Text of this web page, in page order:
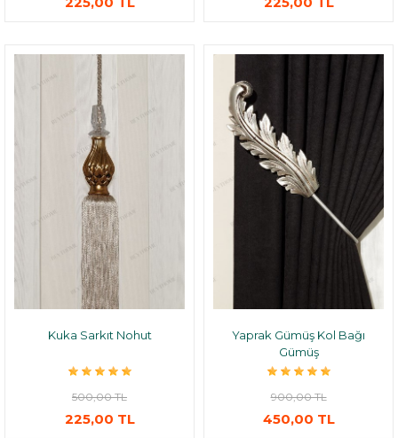
Kuka Sarkıt Nohut
500,00 TL
225,00 TL
Yaprak Gümüş Kol Bağı
Gümüş
900,00 TL
450,00 TL